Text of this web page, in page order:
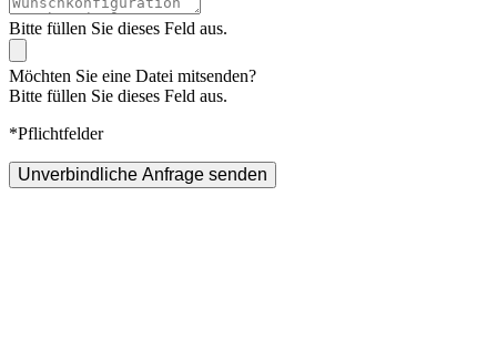
Bitte füllen Sie dieses Feld aus.
Möchten Sie eine Datei mitsenden?
Bitte füllen Sie dieses Feld aus.
*Pflichtfelder
Unverbindliche Anfrage senden